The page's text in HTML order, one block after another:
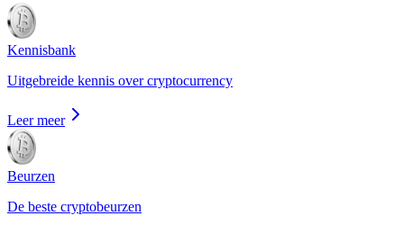
Kennisbank
Uitgebreide kennis over cryptocurrency
Leer meer
Beurzen
De beste cryptobeurzen